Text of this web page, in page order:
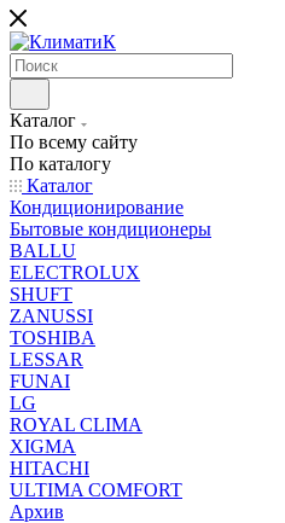
Каталог
По всему сайту
По каталогу
Каталог
Кондиционирование
Бытовые кондиционеры
BALLU
ELECTROLUX
SHUFT
ZANUSSI
TOSHIBA
LESSAR
FUNAI
LG
ROYAL CLIMA
XIGMA
HITACHI
ULTIMA COMFORT
Архив